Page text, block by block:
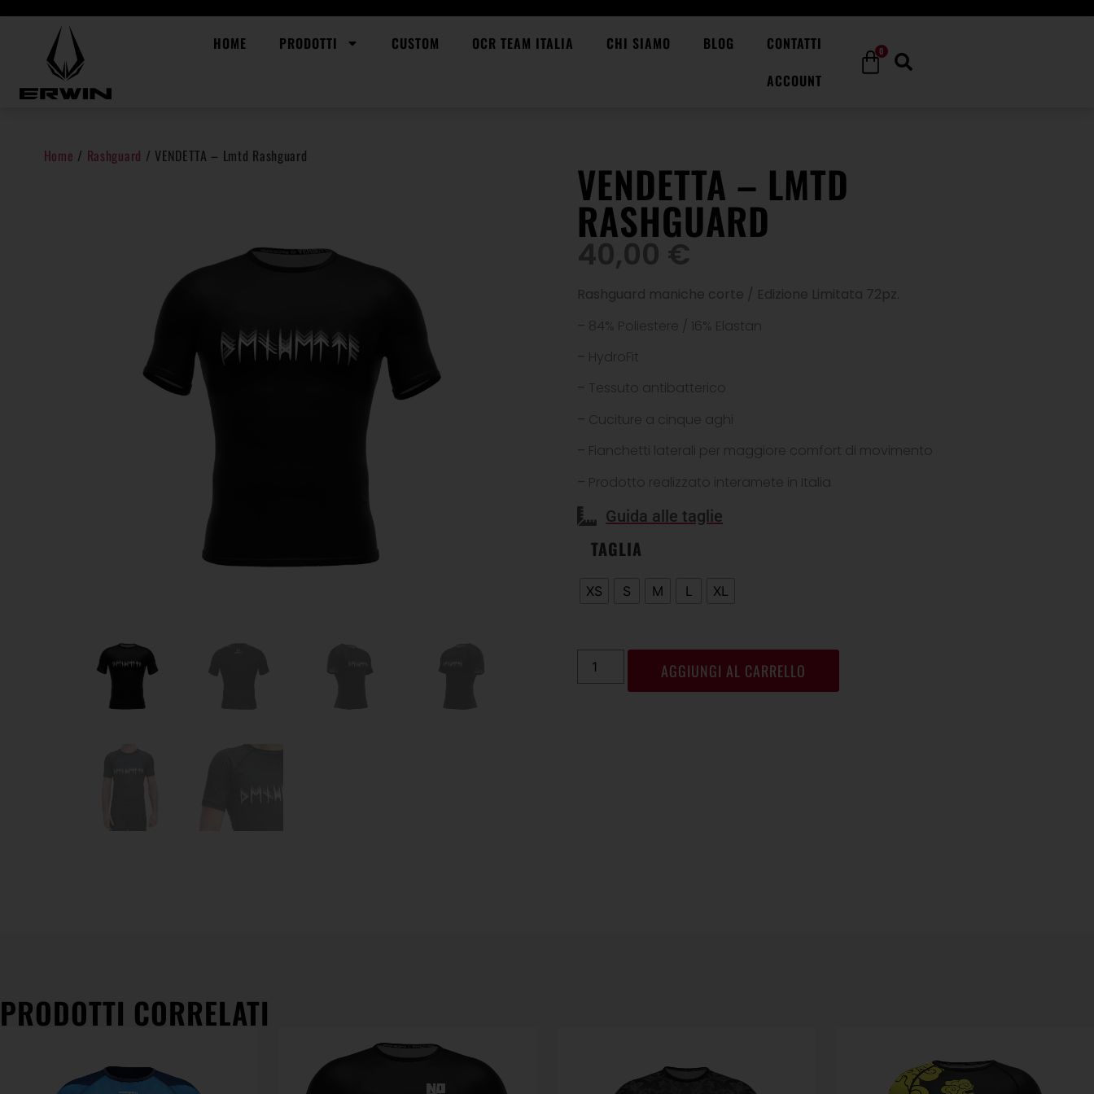
HOME PRODOTTI CUSTOM OCR TEAM ITALIA CHI SIAMO BLOG
CONTATTI
ACCOUNT
0
Home / Rashguard / VENDETTA – Lmtd Rashguard
VENDETTA – LMTD
RASHGUARD
40,00 €
Rashguard maniche corte / Edizione Limitata 72pz.
– 84% Poliestere / 16% Elastan
– HydroFit
– Tessuto antibatterico
– Cuciture a cinque aghi
– Fianchetti laterali per maggiore comfort di movimento
– Prodotto realizzato interamete in Italia
Guida alle taglie
TAGLIA
XS S M L XL
AGGIUNGI AL CARRELLO
PRODOTTI CORRELATI